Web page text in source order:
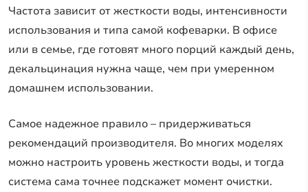
Частота зависит от жесткости воды, интенсивности
использования и типа самой кофеварки. В офисе
или в семье, где готовят много порций каждый день,
декальцинация нужна чаще, чем при умеренном
домашнем использовании.
Самое надежное правило – придерживаться
рекомендаций производителя. Во многих моделях
можно настроить уровень жесткости воды, и тогда
система сама точнее подскажет момент очистки.